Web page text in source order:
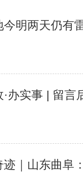
今明两天仍有
·办实事 | 留
｜山东曲阜